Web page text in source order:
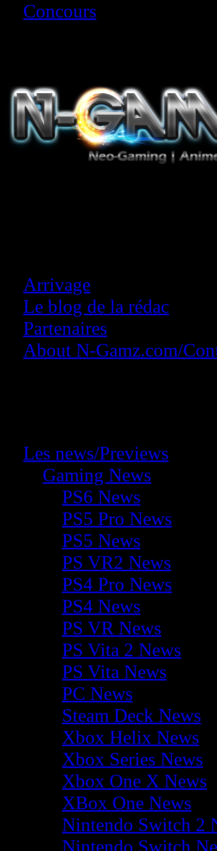
Concours
Arrivage
Le blog de la rédac
Partenaires
About N-Gamz.com/
Les news/Previews
Gaming News
PS6 News
PS5 Pro News
PS5 News
PS VR2 News
PS4 Pro News
PS4 News
PS VR News
PS Vita 2 News
PS Vita News
PC News
Steam Deck News
Xbox Helix News
Xbox Series News
Xbox One X News
XBox One News
Nintendo Switch 2
Nintendo Switch